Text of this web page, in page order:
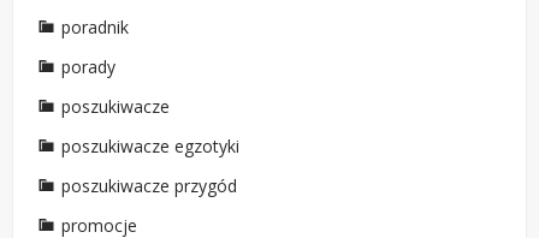
poradnik
porady
poszukiwacze
poszukiwacze egzotyki
poszukiwacze przygód
promocje